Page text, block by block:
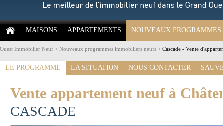
MAISONS APPARTEMENTS NOUVEAUX PROGRAMMES
Ouest Immobilier Neuf > Nouveaux programmes immobiliers neufs > Cascade - Vente
LE PROGRAMME LA SITUATION NOUS CONTACTER
Vente appartement neuf à
CASCADE